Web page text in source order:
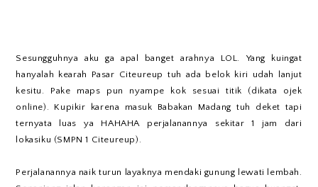
Sesungguhnya aku ga apal banget arahnya LOL. Yang kuingat
hanyalah kearah Pasar Citeureup tuh ada belok kiri udah lanjut
kesitu. Pake maps pun nyampe kok sesuai titik (dikata ojek
online). Kupikir karena masuk Babakan Madang tuh deket tapi
ternyata luas ya HAHAHA perjalanannya sekitar 1 jam dari
lokasiku (SMPN 1 Citeureup).
Perjalanannya naik turun layaknya mendaki gunung lewati lembah.